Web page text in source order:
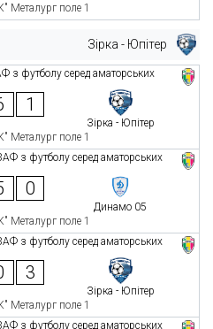
Металург поле 1
Зірка - Юпітер
з футболу серед аматорських
1
Зірка - Юпітер
Металург поле 1
з футболу серед аматорських
0
Динамо 05
Металург поле 1
з футболу серед аматорських
3
Зірка - Юпітер
Металург поле 1
з футболу серед аматорських